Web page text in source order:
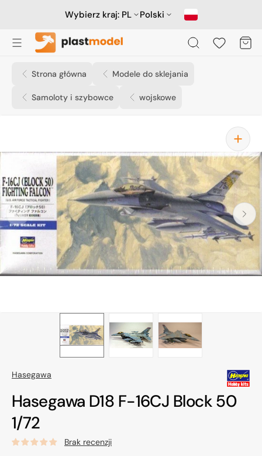
Wybierz kraj: PL Polski
Koszyk
Strona główna Modele do sklejania
Samoloty i szybowce wojskowe
Otwórz
media
1
widoku
Hasegawa
Hasegawa D18 F-16CJ Block 50
1/72
Brak recenzji